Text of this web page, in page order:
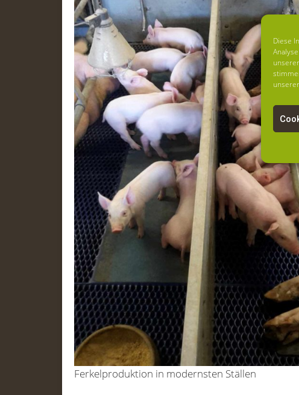
Diese
Ferkelproduktion in modernsten Ställen